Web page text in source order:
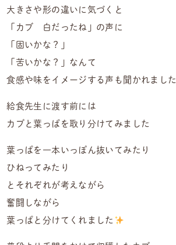
大きさや形の違いに気づくと
「カブ 白だったね」の声に
「固いかな？」
「苦いかな？」なんて
食感や味をイメージする声も聞かれました
給食先生に渡す前には
カブと葉っぱを取り分けてみました
葉っぱを一本いっぽん抜いてみたり
ひねってみたり
とそれぞれが考えながら
奮闘しながら
葉っぱと分けてくれました